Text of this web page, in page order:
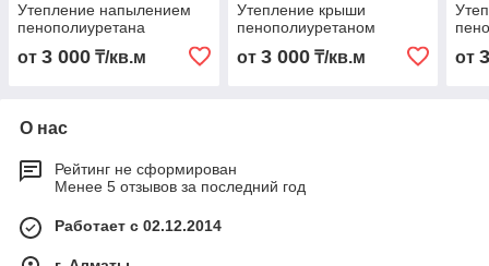
Утепление напылением
пенополиуретана
от 3 000 ₸/кв.м
Утепление крыши
пенополиуретаном
от 3 000₸/кв.м от
О нас
Рейтинг не сформирован
Менее 5 отзывов за последний год
Работает с 02.12.2014